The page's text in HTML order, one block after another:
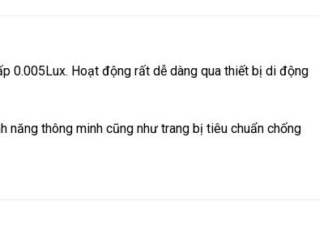
0.005Lux. Hoạt động rất dễ dàng qua thiết bị di động
năng thông minh cũng như trang bị tiêu chuẩn chống